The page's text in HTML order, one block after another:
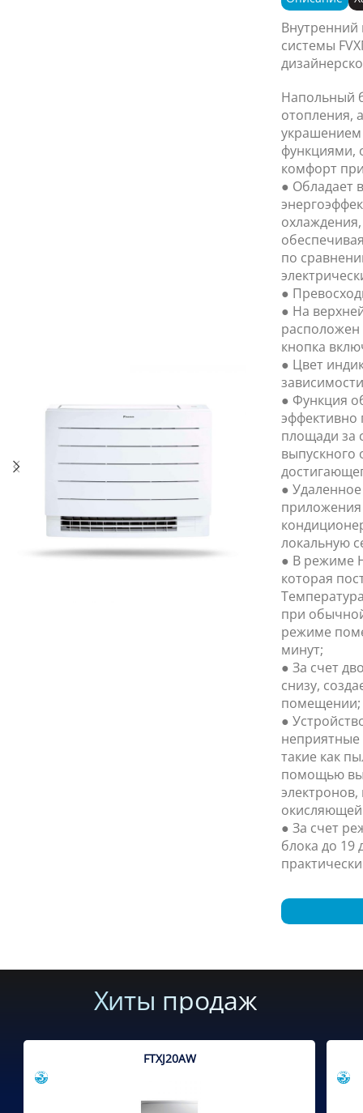
Внутренний
системы
Напольный
отопления,
функциями,
комфорт
● Обладает
по
●
● На
расположен
кнопка
● Цвет
● Функция
эффективно
площади за
выпускного
●
локальную
● В режиме
которая
при
режиме
минут;
● За счет
снизу,
помещении;
●
неприятные
такие как
помощью
● За счет
блока до 19
Хиты продаж
FTXJ20AW